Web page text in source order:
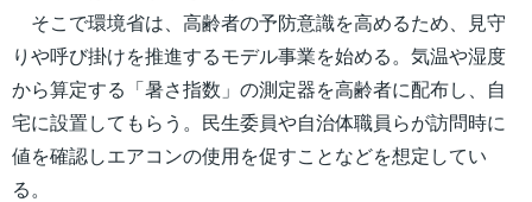
そこで環境省は、高齢者の予防意識を高めるため、見守
りや呼び掛けを推進するモデル事業を始める。気温や湿度
から算定する「暑さ指数」の測定器を高齢者に配布し、自
宅に設置してもらう。民生委員や自治体職員らが訪問時に
値を確認しエアコンの使用を促すことなどを想定してい
る。